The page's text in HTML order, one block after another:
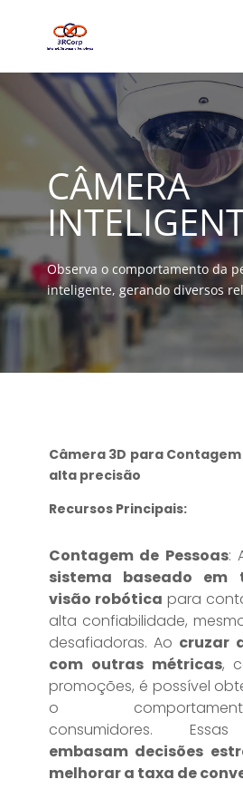
CÂMERA
Observa o comportamento da
inteligente, gerando diversos
Câmera 3D para
alta precisão
Recursos Principais:
Contagem de Pessoas:
sistema baseado em
visão robótica para
alta confiabilidade,
desafiadoras. Ao cruzar
com outras métricas,
promoções, é possível
o
consumidores.
embasam decisões
melhorar a taxa de